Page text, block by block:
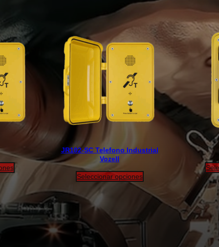
JR102-SC Telefono Industrial
Vozell
Seleccionar opciones